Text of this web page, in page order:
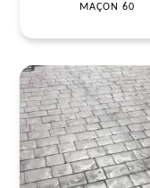
MAÇON 60